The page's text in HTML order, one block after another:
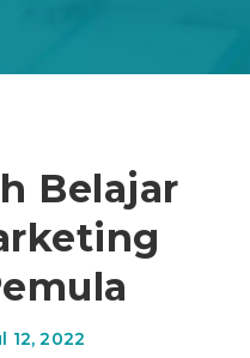
Belajar
12, 2022